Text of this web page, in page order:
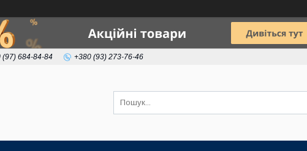
(97) 684-84-84 +380 (93) 273-76-46